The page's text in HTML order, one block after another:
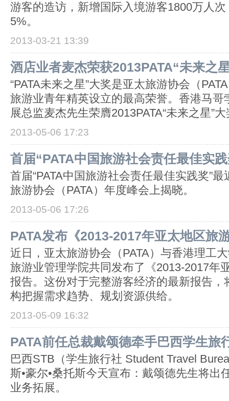
游客的造访，新增国际入境游客1800万人
5%。
2013-03-21 13:39
酒店业者麦杰荣获2013PATA“未来之
“PATA未来之星”大奖是亚太旅游协会（
旅游业青年精英设立的最高荣誉。香港马哥
展总监麦杰先生荣膺2013PATA“未来之星”
2013-05-06 17:23
首届“PATA中国旅游社会责任最佳实
首届“PATA中国旅游社会责任最佳实践奖”
旅游协会（PATA）年度峰会上揭晓。
2013-05-06 17:26
PATA发布《2013-2017年亚太地区旅
近日，亚太旅游协会（PATA）与香港理工
旅游业管理学院共同发布了《2013-2017年
报告。这份对于完整游客经济的最新报告，
构把握需求趋势、规划资源供给。
2013-05-09 16:32
PATA前任总裁戴颂德牵手巴西学生旅
巴西STB（学生旅行社 Student Travel
斯•豪尔•桑托斯今天宣布：戴颂德先生将出
业务拓展。